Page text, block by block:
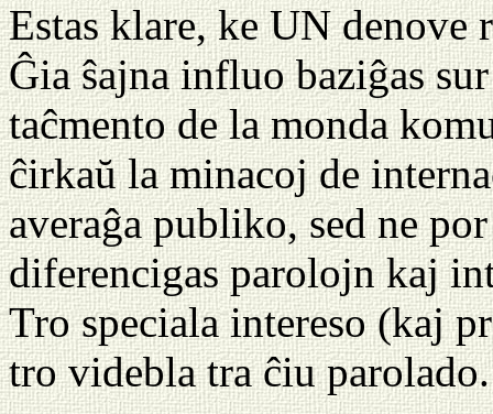
Estas klare, ke UN denove
Ĝia ŝajna influo baziĝas
taĉmento de la monda
ĉirkaŭ la minacoj de
averaĝa publiko, sed ne
diferencigas parolojn kaj
Tro speciala intereso (kaj
tro videbla tra ĉiu parolado.